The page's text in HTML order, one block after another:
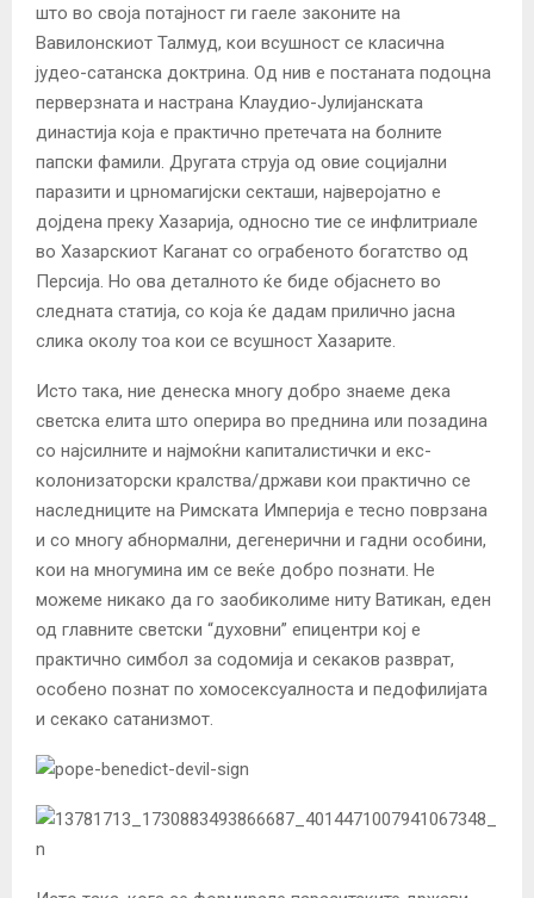
што во своја потајност ги гаеле законите на
Вавилонскиот Талмуд, кои всушност се класична
јудео-сатанска доктрина. Од нив е постаната подоцна
перверзната и настрана Клаудио-Јулијанската
династија која е практично претечата на болните
папски фамили. Другата струја од овие социјални
паразити и црномагијски секташи, најверојатно е
дојдена преку Хазарија, односно тие се инфлитриале
во Хазарскиот Каганат со ограбеното богатство од
Персија. Но ова деталното ќе биде објаснето во
следната статија, со која ќе дадам прилично јасна
слика околу тоа кои се всушност Хазарите.
Исто така, ние денеска многу добро знаеме дека
светска елита што оперира во преднина или позадина
со најсилните и најмоќни капиталистички и екс-
колонизаторски кралства/држави кои практично се
наследниците на Римската Империја е тесно поврзана
и со многу абнормални, дегенерични и гадни особини,
кои на многумина им се веќе добро познати. Не
можеме никако да го заобиколиме ниту Ватикан, еден
од главните светски “духовни” епицентри кој е
практично симбол за содомија и секаков разврат,
особено познат по хомосексуалноста и педофилијата
и секако сатанизмот.